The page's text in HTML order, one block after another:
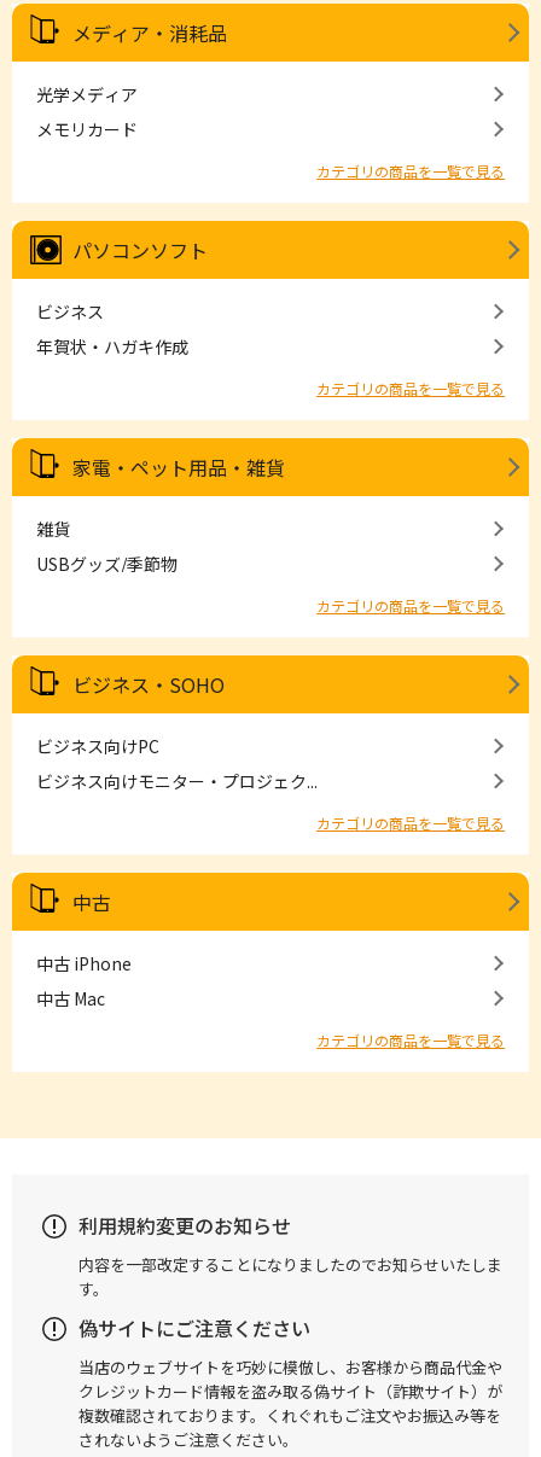
メディア・消耗品
光学メディア
メモリカード
カテゴリの商品を一覧で見る
パソコンソフト
ビジネス
年賀状・ハガキ作成
カテゴリの商品を一覧で見る
家電・ペット用品・雑貨
雑貨
USBグッズ/季節物
カテゴリの商品を一覧で見る
ビジネス・SOHO
ビジネス向けPC
ビジネス向けモニター・プロジェク...
カテゴリの商品を一覧で見る
中古
中古 iPhone
中古 Mac
カテゴリの商品を一覧で見る
利用規約変更のお知らせ
内容を一部改定することになりましたのでお知らせいたしま
す。
偽サイトにご注意ください
当店のウェブサイトを巧妙に模倣し、お客様から商品代金や
クレジットカード情報を盗み取る偽サイト（詐欺サイト）が
複数確認されております。くれぐれもご注文やお振込み等を
されないようご注意ください。